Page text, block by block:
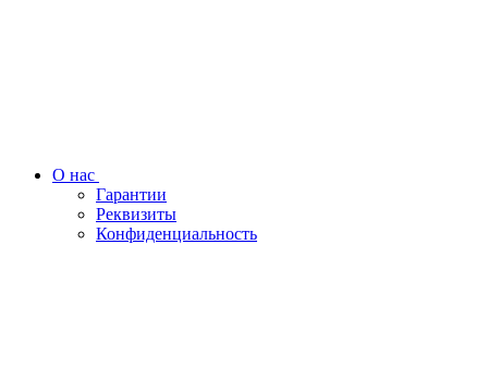
О нас
Гарантии
Реквизиты
Конфиденциальность